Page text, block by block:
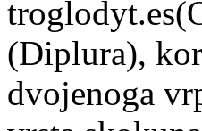
(Diplura),
dvojenoga